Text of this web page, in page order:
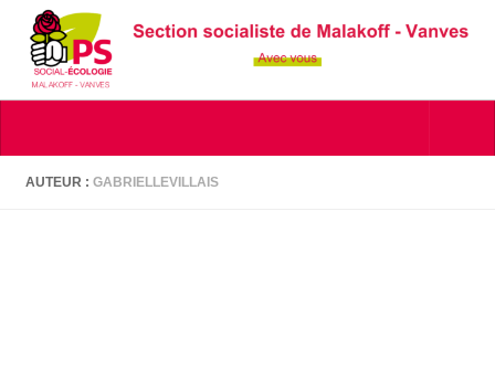
Skip to content
AUTEUR : GABRIELLEVILLAIS